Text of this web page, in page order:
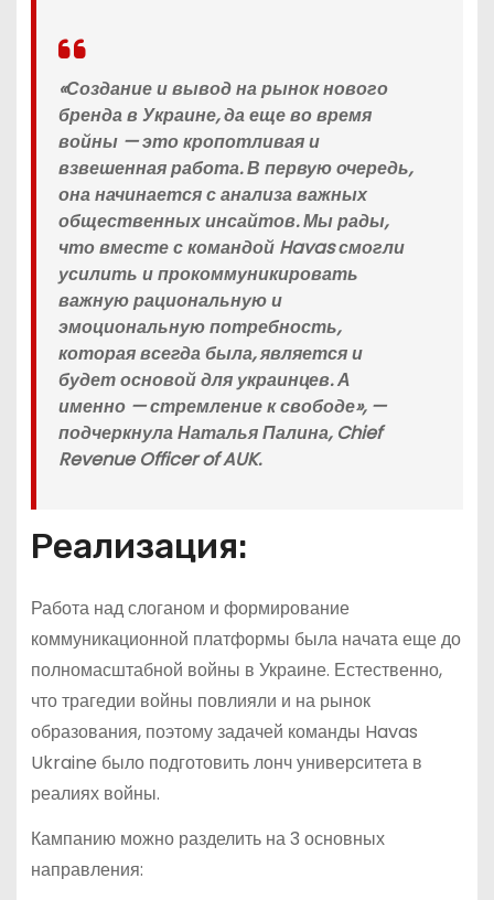
«Создание и вывод на рынок нового
бренда в Украине, да еще во время
войны — это кропотливая и
взвешенная работа. В первую очередь,
она начинается с анализа важных
общественных инсайтов. Мы рады,
что вместе с командой Havas смогли
усилить и прокоммуникировать
важную рациональную и
эмоциональную потребность,
которая всегда была, является и
будет основой для украинцев. А
именно — стремление к свободе», —
подчеркнула Наталья Палина, Chief
Revenue Officer of AUK.
Реализация:
Работа над слоганом и формирование
коммуникационной платформы была начата еще до
полномасштабной войны в Украине. Естественно,
что трагедии войны повлияли и на рынок
образования, поэтому задачей команды Havas
Ukraine было подготовить лонч университета в
реалиях войны.
Кампанию можно разделить на 3 основных
направления: